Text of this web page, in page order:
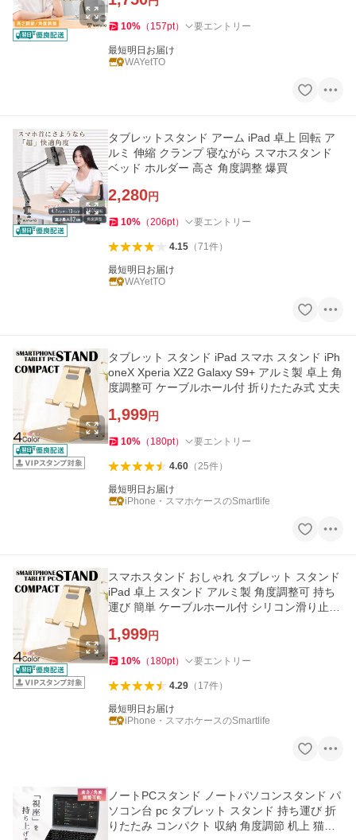
10% （ 157pt） 要エントリー
最短明日お届け
WAYetTO
タブレットスタンド アーム iPad 卓上 回転 ア
ルミ 伸縮 クランプ 寝ながら スマホスタンド
ベッド ホルダー 高さ 角度調整 爆買
2,280円
10% （206pt） 要エントリー
4.15（71件）
最短明日お届け
WAYetTO
タブレット スタンド iPad スマホ スタンド iPh
oneX Xperia XZ2 Galaxy S9+ アルミ製 卓上 角
度調整可 ケーブルホール付 折りたたみ式 丈夫
1,999円
10% （ 180pt） 要エントリー
4.60（25件）
最短明日お届け
iPhone・スマホケースのSmartlife
スマホスタンド おしゃれ タブレット スタンド
iPad 卓上 スタンド アルミ製 角度調整可 持ち
運び 簡単 ケーブルホール付 シリコン滑り止め
1,999円
10% （ 180pt） 要エントリー
4.29（ 17件）
最短明日お届け
iPhone・スマホケースのSmartlife
ノートPCスタンド ノートパソコンスタンド パ
ソコン台 pc タブレット スタンド 持ち運び 折
りたたみ コンパクト 収納 角度調節 机上 猫背